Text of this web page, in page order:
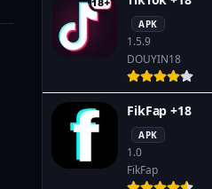
APK
1.5.9
DOUYIN18
FikFap +18
APK
1.0
FikFap